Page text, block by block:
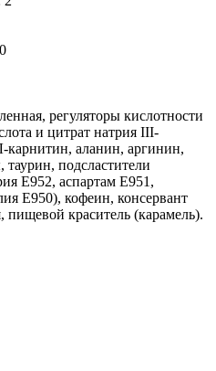
регуляторы кислотности
и цитрат натрия III-
аланин, аргинин,
таурин, подсластители
Е952, аспартам Е951,
Е950), кофеин, консервант
пищевой краситель (карамель).